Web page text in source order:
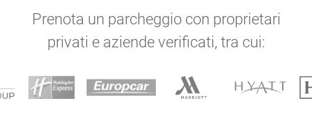
Prenota un parcheggio con proprietari
privati e aziende verificati, tra cui: